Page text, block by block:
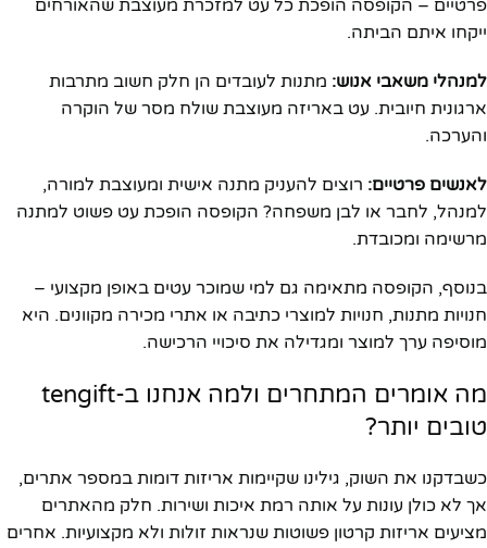
פרטיים – הקופסה הופכת כל עט למזכרת מעוצבת שהאורחים
ייקחו איתם הביתה.
למנהלי משאבי אנוש: מתנות לעובדים הן חלק חשוב מתרבות
ארגונית חיובית. עט באריזה מעוצבת שולח מסר של הוקרה
והערכה.
לאנשים פרטיים: רוצים להעניק מתנה אישית ומעוצבת למורה,
למנהל, לחבר או לבן משפחה? הקופסה הופכת עט פשוט למתנה
מרשימה ומכובדת.
בנוסף, הקופסה מתאימה גם למי שמוכר עטים באופן מקצועי –
חנויות מתנות, חנויות למוצרי כתיבה או אתרי מכירה מקוונים. היא
מוסיפה ערך למוצר ומגדילה את סיכויי הרכישה.
מה אומרים המתחרים ולמה אנחנו ב-tengift
טובים יותר?
כשבדקנו את השוק, גילינו שקיימות אריזות דומות במספר אתרים,
אך לא כולן עונות על אותה רמת איכות ושירות. חלק מהאתרים
מציעים אריזות קרטון פשוטות שנראות זולות ולא מקצועיות. אחרים